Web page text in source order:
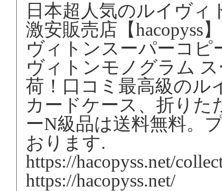
日本超人気のルイヴィ
激安販売店【hacopyss
ヴィトンスーパーコピ
ヴィトンモノグラム
荷！口コミ最高級のル
カードケース、折りた
ーN級品は送料無料。
おります.
https://hacopyss.net/
https://hacopyss.net/